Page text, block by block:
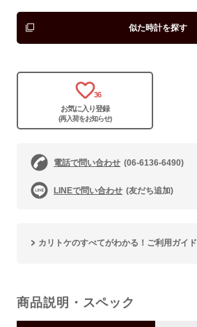
似た時計を探す
36
お気に入り登録
(再入荷をお知らせ)
電話で問い合わせ (06-6136-6490)
LINEで問い合わせ (友だち追加)
カリトケのすべてがわかる！ご利用ガイド
商品説明・スペック